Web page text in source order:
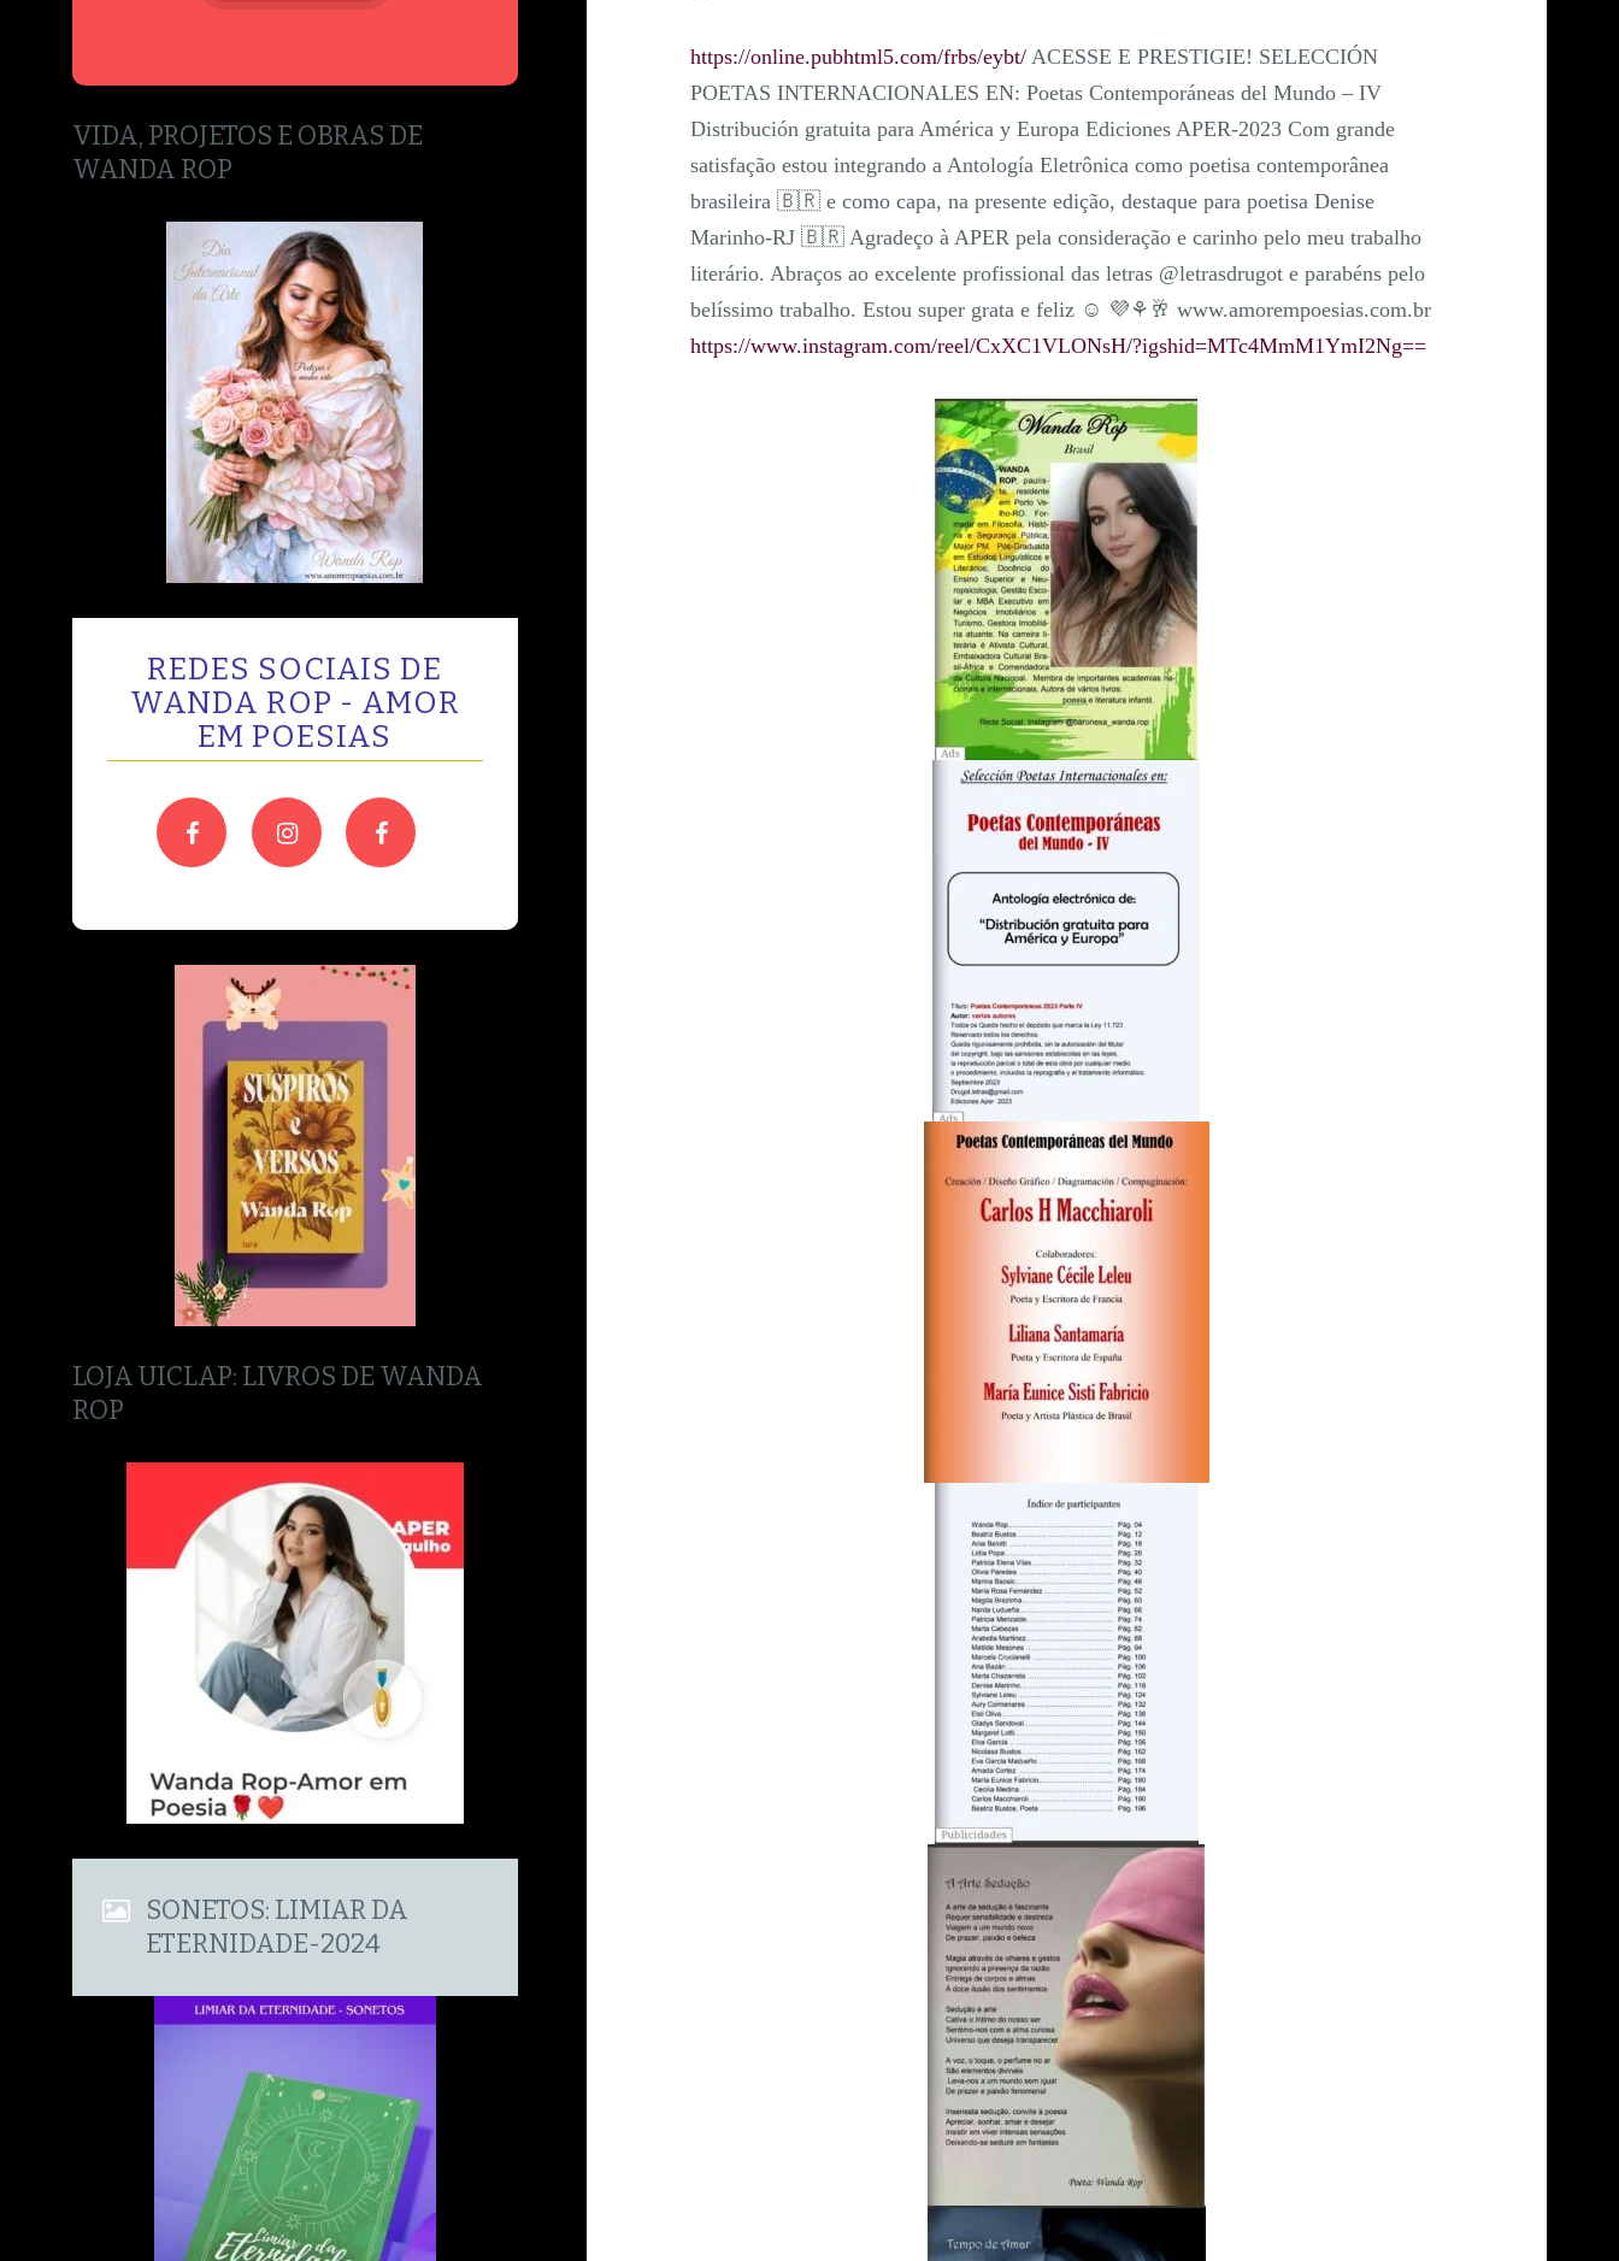
https://online.pubhtml5.com/frbs/eybt/ ACESSE E PRESTIGIE! SELECCIÓN
POETAS INTERNACIONALES EN: Poetas Contemporáneas del Mundo – IV
Distribución gratuita para América y Europa Ediciones APER-2023 Com grande
satisfação estou integrando a Antología Eletrônica como poetisa contemporânea
brasileira 🇧🇷 e como capa, na presente edição, destaque para poetisa Denise
Marinho-RJ 🇧🇷 Agradeço à APER pela consideração e carinho pelo meu trabalho
literário. Abraços ao excelente profissional das letras @letrasdrugot e parabéns pelo
belíssimo trabalho. Estou super grata e feliz ☺ 💜⚘🥂 www.amorempoesias.com.br
https://www.instagram.com/reel/CxXC1VLONsH/?igshid=MTc4MmM1YmI2Ng==
VIDA, PROJETOS E OBRAS DE
WANDA ROP
REDES SOCIAIS DE
WANDA ROP - AMOR
EM POESIAS
LOJA UICLAP: LIVROS DE WANDA
ROP
SONETOS: LIMIAR DA
ETERNIDADE-2024